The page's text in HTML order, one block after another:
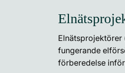
fungerande
förberedelse